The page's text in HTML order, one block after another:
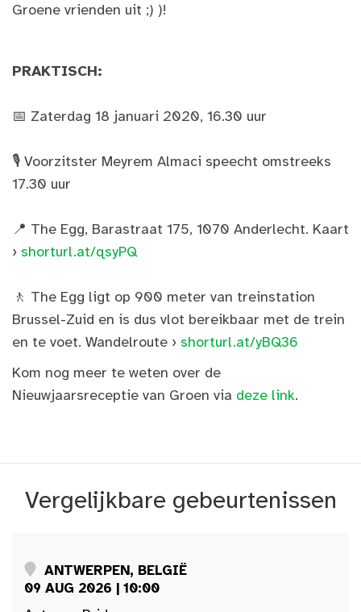
Groene vrienden uit ;) )!
PRAKTISCH:
📅 Zaterdag 18 januari 2020, 16.30 uur
🎙 Voorzitster Meyrem Almaci speecht omstreeks
17.30 uur
📍 The Egg, Barastraat 175, 1070 Anderlecht. Kaart
› shorturl.at/qsyPQ
🚶 The Egg ligt op 900 meter van treinstation
Brussel-Zuid en is dus vlot bereikbaar met de trein
en te voet. Wandelroute › shorturl.at/yBQ36
Kom nog meer te weten over de
Nieuwjaarsreceptie van Groen via deze link.
Vergelijkbare gebeurtenissen
ANTWERPEN, BELGIË
09 AUG 2026 | 10:00